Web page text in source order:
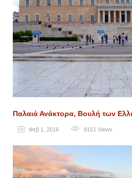
Παλαιά Ανάκτορα, Βουλή των
Φεβ 1, 2016 8151 Views